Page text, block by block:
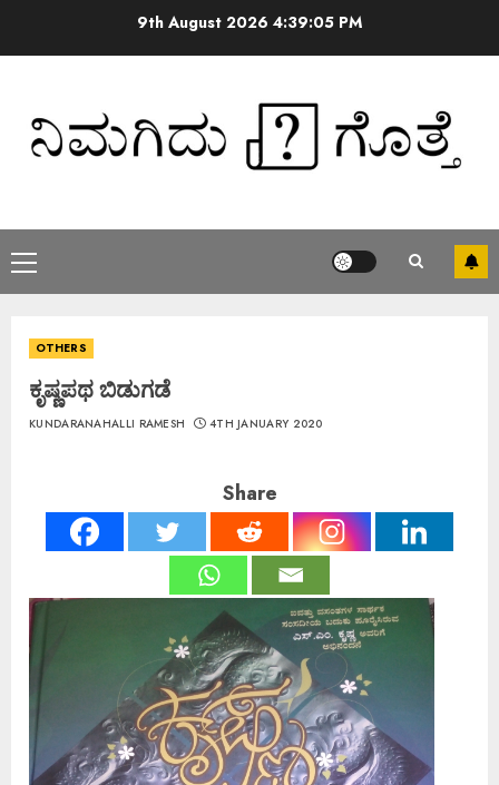
9th August 2026 4:39:05 PM
OTHERS
ಕೃಷ್ಣಪಥ ಬಿಡುಗಡೆ
KUNDARANAHALLI RAMESH 4TH JANUARY 2020
Share